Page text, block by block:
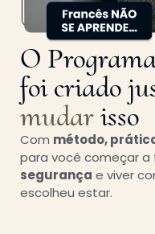
O
foi criado
mudarisso
Com método,
para você começar a
segurança e viver
escolheu estar.